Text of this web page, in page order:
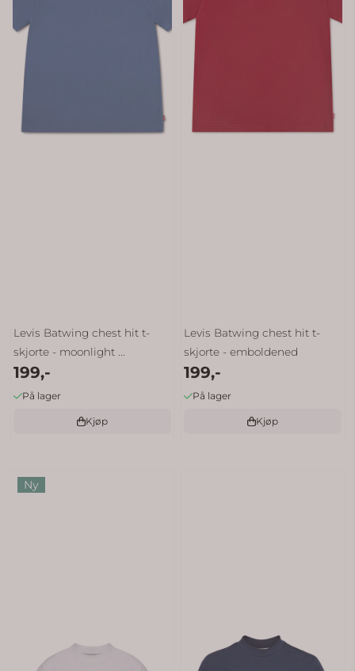
Levis Batwing chest hit t-
skjorte - moonlight ...
199,-
På lager
Kjøp
Levis Batwing chest hit t-
skjorte - emboldened
199,-
På lager
Kjøp
Ny